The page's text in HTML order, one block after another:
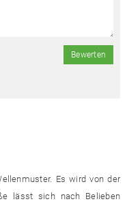
Bewerten
Es wird von der
lässt sich nach Belieben